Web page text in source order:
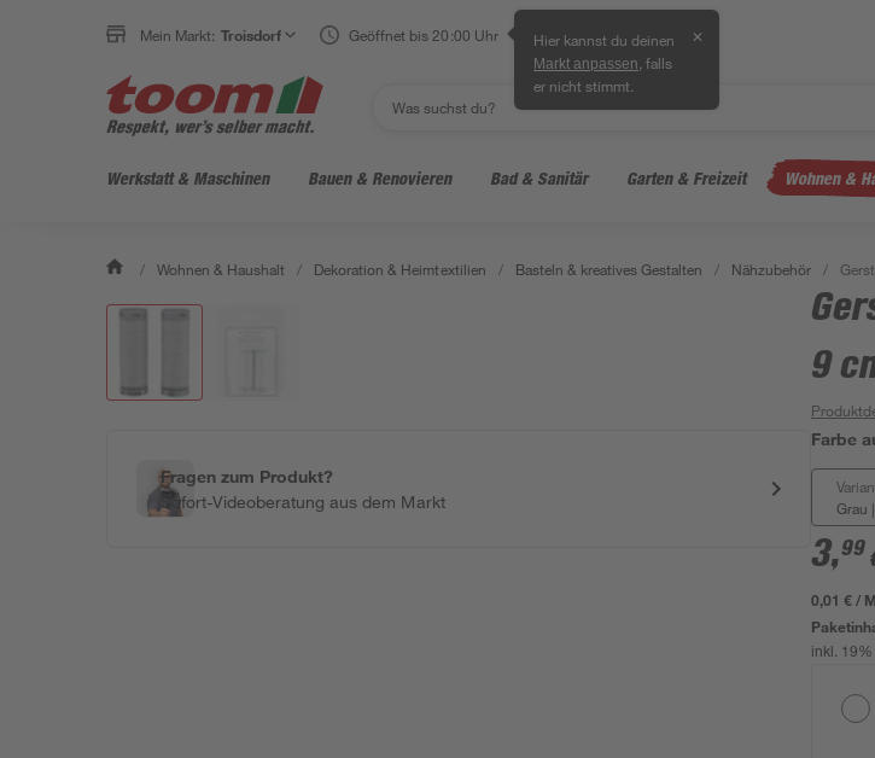
Mein Markt: Troisdorf Geöffnet bis 20:00 Uhr Hier kannst du deinen
Markt anpassen , falls
er nicht stimmt.
✕
Werkstatt & Maschinen Bauen & Renovieren Bad & Sanitär Garten & Freizeit Wohnen &
/ Wohnen & Haushalt / Dekoration & Heimtextilien / Basteln & kreatives Gestalten / Nähzubehör /
Fragen zum Produkt?
Sofort-Videoberatung aus dem Markt
9
Farbe
Grau |
3,99
0,01 € /
inkl. 19%